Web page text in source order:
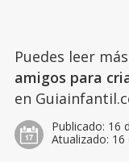
Puedes leer
amigos para
en
Publicado: 16
Atualizado: 16